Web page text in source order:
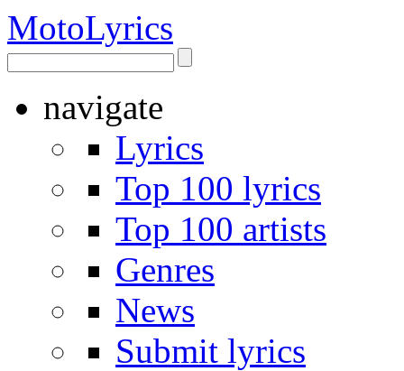
MotoLyrics
navigate
Lyrics
Top 100 lyrics
Top 100 artists
Genres
News
Submit lyrics